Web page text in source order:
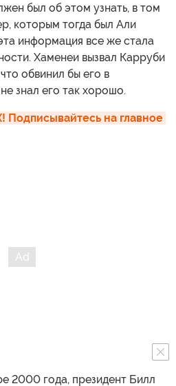
был об этом узнать, в том
которым тогда был Али
информация все же стала
Хаменеи вызвал Карруби
обвинил бы его в
знал его так хорошо.
Подписывайтесь на главное
2000 года, президент Билл